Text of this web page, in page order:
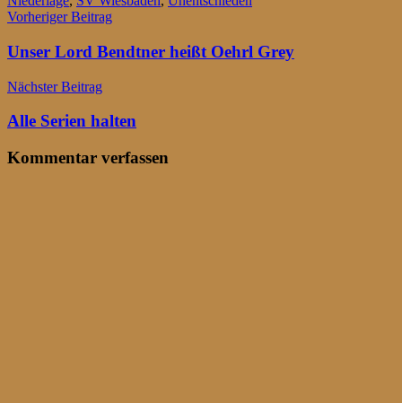
Beitragsnavigation
Vorheriger Beitrag
Unser Lord Bendtner heißt Oehrl Grey
Nächster Beitrag
Alle Serien halten
Kommentar verfassen